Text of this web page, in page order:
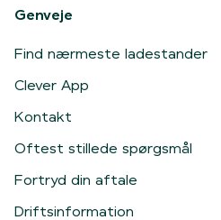
Genveje
Find nærmeste ladestander
Clever App
Kontakt
Oftest stillede spørgsmål
Fortryd din aftale
Driftsinformation